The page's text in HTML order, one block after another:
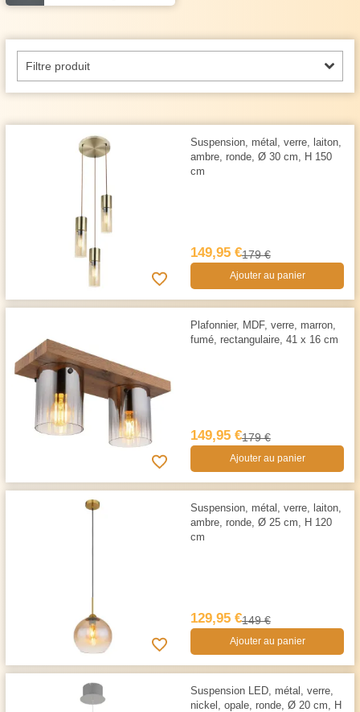
Filtre produit
Suspension, métal, verre, laiton,
ambre, ronde, Ø 30 cm, H 150
cm
149,95 €179 €
Ajouter au panier
Plafonnier, MDF, verre, marron,
fumé, rectangulaire, 41 x 16 cm
149,95 €179 €
Ajouter au panier
Suspension, métal, verre, laiton,
ambre, ronde, Ø 25 cm, H 120
cm
129,95 €149 €
Ajouter au panier
Suspension LED, métal, verre,
nickel, opale, ronde, Ø 20 cm, H